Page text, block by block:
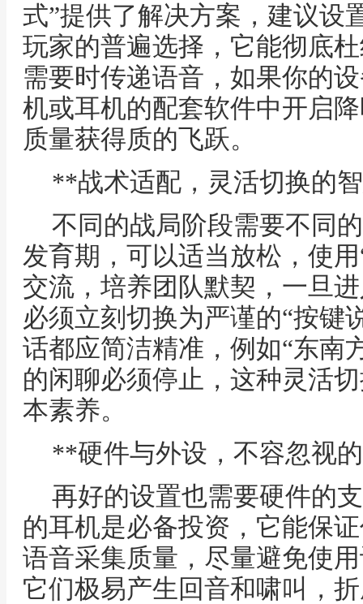
式”提供了解决方案，建议设
玩家的普遍选择，它能彻底
需要时传递语音，如果你的
机或耳机的配套软件中开启
质量获得质的飞跃。
**战术适配，灵活切换的
不同的战局阶段需要不同
发育期，可以适当放松，使
交流，培养团队默契，一旦
必须立刻切换为严谨的“按键
话都应简洁精准，例如“东南
的闲聊必须停止，这种灵活
本素养。
**硬件与外设，不容忽视
再好的设置也需要硬件的
的耳机是必备投资，它能保
语音采集质量，尽量避免使
它们极易产生回音和啸叫，